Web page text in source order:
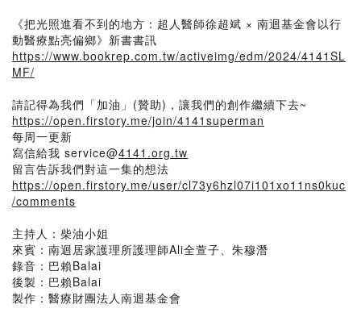
《把光照進看不到的地方：超人醫師徐超斌 × 南迴基金會以行
動醫療點亮偏鄉》新書書訊
https://www.bookrep.com.tw/activeimg/edm/2024/4141SL
MF/
請記得為我們「加油」(贊助)，讓我們的創作繼續下去~
https://open.firstory.me/join/4141superman
每周一更新
寫信給我 service@4141.org.tw
留言告訴我們對這一集的想法
https://open.firstory.me/user/cl73y6hzl07i101xo11ns0kuc
/comments
主持人：柴油小姐
來賓：南迴居家護理所護理師Ali全萱子、朱穆潛
錄音：巴賴Balai
後製：巴賴Balai
製作：醫療財團法人南迴基金會